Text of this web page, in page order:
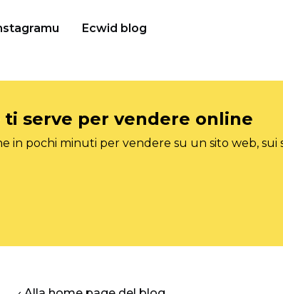
Ecwid blog
serve per vendere online
in pochi minuti per vendere su un sito web, sui